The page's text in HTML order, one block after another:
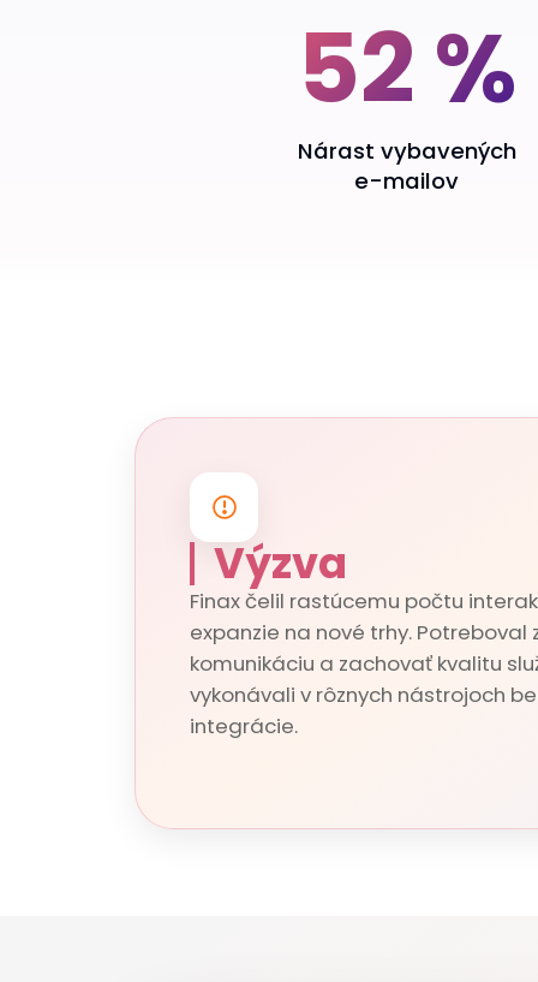
52 %
Nárast vybavených
e-mailov
Výzva
Finax čelil rastúcemu počtu
expanzie na nové trhy. Potreboval
komunikáciu a zachovať kvalitu
vykonávali v rôznych nástrojoch
integrácie.